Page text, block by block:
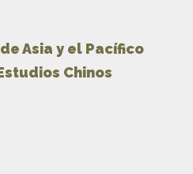
Asia y el Pacífico
Chinos